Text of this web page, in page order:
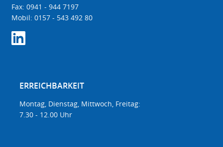
Fax: 0941 - 944 7197
Mobil: 0157 - 543 492 80
ERREICHBARKEIT
Montag, Dienstag, Mittwoch, Freitag:
7.30 - 12.00 Uhr